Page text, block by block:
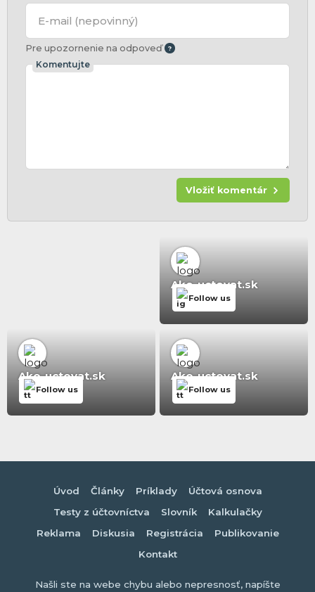
E-mail (nepovinný)
Pre upozornenie na odpoveď
Komentujte
Vložiť komentár
Ako-uctovat.sk
Follow us
Ako-uctovat.sk
Follow us
Ako-uctovat.sk
Follow us
Úvod Články Príklady
Účtová osnova
Testy z účtovníctva
Slovník
Kalkulačky
Reklama
Diskusia Registrácia
Publikovanie
Kontakt
Našli ste na webe chybu alebo nepresnosť, napíšte